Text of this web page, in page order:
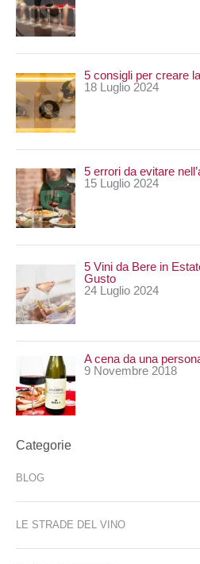
a
:
5 consigli per creare
18 Luglio 2024
5 errori da evitare
15 Luglio 2024
5 Vini da Bere in
Gusto
24 Luglio 2024
A cena da una
9 Novembre 2018
Categorie
BLOG
LE STRADE DEL VINO